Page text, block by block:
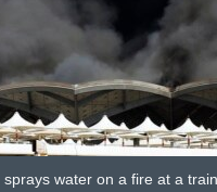
water on a fire at a